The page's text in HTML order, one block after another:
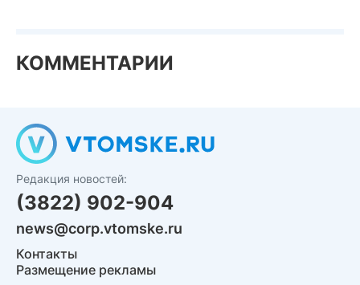
КОММЕНТАРИИ
Редакция новостей:
(3822) 902-904
news@corp.vtomske.ru
Контакты
Размещение рекламы